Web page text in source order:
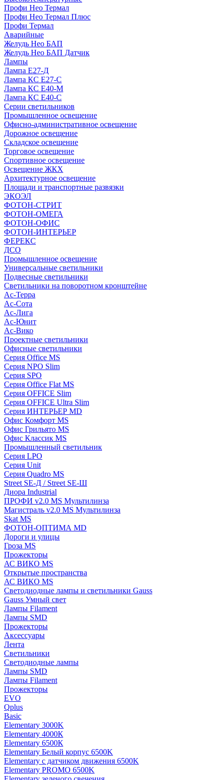
Профи Нео Термал
Профи Нео Термал Плюс
Профи Термал
Аварийные
Желудь Нео БАП
Желудь Нео БАП Датчик
Лампы
Лампа Е27-Д
Лампа КС Е27-С
Лампа КС Е40-М
Лампа КС Е40-С
Серии светильников
Промышленное освещение
Офисно-административное освещение
Дорожное освещение
Складское освещение
Торговое освещение
Спортивное освещение
Освещение ЖКХ
Архитектурное освещение
Площади и транспортные развязки
ЭКОЭЛ
ФОТОН-СТРИТ
ФОТОН-ОМЕГА
ФОТОН-ОФИС
ФОТОН-ИНТЕРЬЕР
ФЕРЕКС
ДСО
Промышленное освещение
Универсальные светильники
Подвесные светильники
Светильники на поворотном кронштейне
Ас-Терра
Ас-Сота
Ас-Лига
Ас-Юнит
Ас-Вико
Проектные светильники
Офисные светильники
Серия Office MS
Серия NPO Slim
Серия SPO
Серия Office Flat MS
Серия OFFICE Slim
Серия OFFICE Ultra Slim
Серия ИНТЕРЬЕР MD
Офис Комфорт MS
Офис Грильято MS
Офис Классик MS
Промышленный светильник
Серия LPO
Серия Unit
Серия Quadro MS
Street SE-Д / Street SE-Ш
Диора Industrial
ПРОФИ v2.0 MS Мультилинза
Магистраль v2.0 MS Мультилинза
Skat MS
ФОТОН-ОПТИМА MD
Дороги и улицы
Гроза MS
Прожекторы
АС ВИКО MS
Открытые пространства
АС ВИКО MS
Светодиодные лампы и светильники Gauss
Gauss Умный свет
Лампы Filament
Лампы SMD
Прожекторы
Аксессуары
Лента
Светильники
Светодиодные лампы
Лампы SMD
Лампы Filament
Прожекторы
EVO
Qplus
Basic
Elementary 3000K
Elementary 4000К
Elementary 6500К
Elementary Белый корпус 6500K
Elementary с датчиком движения 6500K
Elementary PROMO 6500K